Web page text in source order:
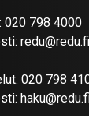
020 798 4000
redu@redu.fi
020 798